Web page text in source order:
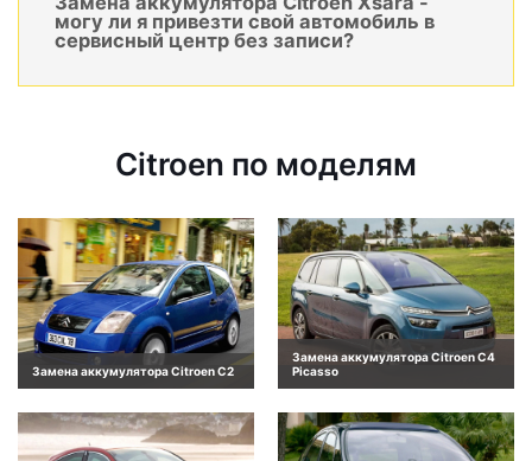
могу ли я привезти свой автомобиль в
сервисный центр без записи?
Citroen по моделям
Замена аккумулятора Citroen C2
Замена аккумулятора Citroen C4
Picasso